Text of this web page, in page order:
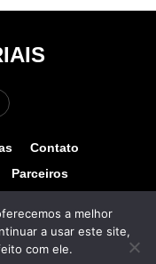
Contato
Parceiros
TODOS OS
por
a melhor
a usar este site,
com ele.